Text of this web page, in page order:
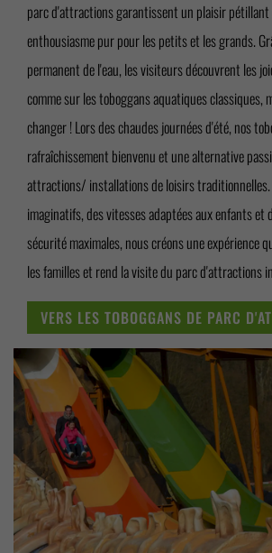
parc d'attractions garantissent un plaisir
enthousiasme pur pour les petits et les grands.
permanent de l'eau, les visiteurs découvrent les
comme sur les toboggans aquatiques classiques,
changer ! Lors des chaudes journées d'été, nos
rafraîchissement bienvenu et une alternative
attractions/ installations de loisirs traditionnelles.
imaginatifs, des vitesses adaptées aux enfants et
sécurité maximales, nous créons une expérience
les familles et rend la visite du parc d'attractions
VERS LES TOBOGGANS DE PARC